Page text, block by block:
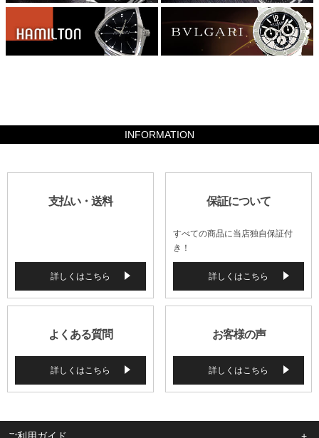
INFORMATION
支払い・送料
詳しくはこちら
保証について
すべての商品に当店独自保証付
き！
詳しくはこちら
よくある質問
詳しくはこちら
お客様の声
詳しくはこちら
ご利用ガイド